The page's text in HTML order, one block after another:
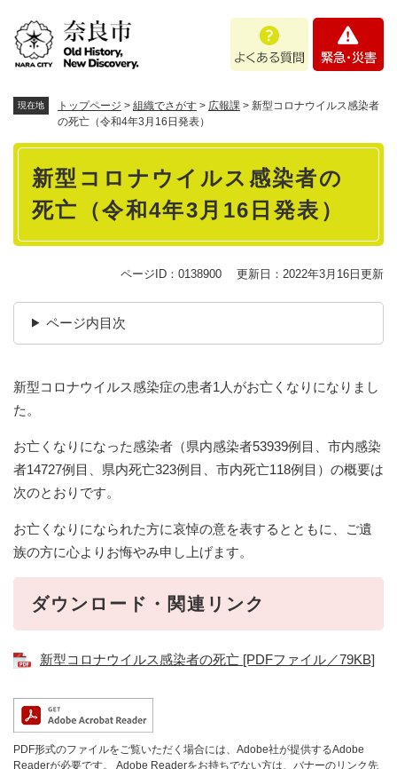
あ
問
・
現在地 トップページ > 組織でさがす > 広報課 > 新型コロナウイルス感染者
の死亡（令和4年3月16日発表）
本
新型コロナウイルス感染者の
死亡（令和4年3月16日発表）
ページID：0138900 更新日：2022年3月16日更新
ページ内目次
新型コロナウイルス感染症の患者1人がお亡くなりになりまし
た。
お亡くなりになった感染者（県内感染者53939例目、市内感染
者14727例目、県内死亡323例目、市内死亡118例目）の概要は
次のとおりです。
お亡くなりになられた方に哀悼の意を表するとともに、ご遺
族の方に心よりお悔やみ申し上げます。
ダウンロード・関連リンク
新型コロナウイルス感染者の死亡 [PDFファイル／79KB]
PDF形式のファイルをご覧いただく場合には、Adobe社が提供するAdobe
Readerが必要です。
Adobe Readerをお持ちでない方は、バナーのリンク先